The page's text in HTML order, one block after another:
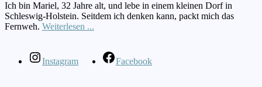
Ich bin Mariel, 32 Jahre alt, und lebe in einem kleinen Dorf in
Schleswig-Holstein. Seitdem ich denken kann, packt mich das
Fernweh. Weiterlesen ...
Instagram Facebook